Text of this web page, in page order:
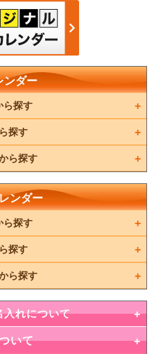
ンダー
ら探す
探す
ら探す
ンダー
ら探す
探す
ら探す
入れについて
いて